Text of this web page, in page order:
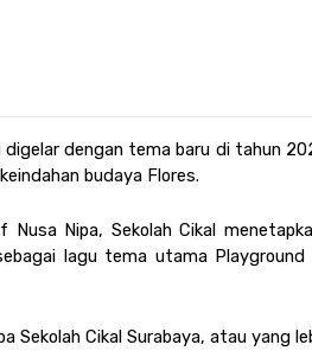
digelar dengan tema baru di tahun
budaya Flores.
Nipa, Sekolah Cikal
lagu tema utama
Sekolah Cikal Surabaya, atau yang